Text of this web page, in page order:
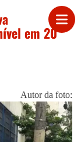
em 20
Autor da foto: